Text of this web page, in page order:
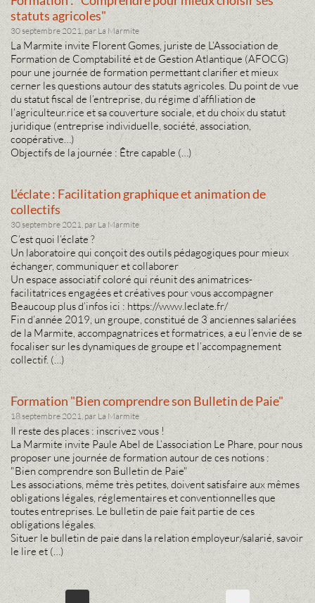
statuts agricoles"
30 septembre 2021, par La Marmite
La Marmite invite Florent Gomes, juriste de L’Association de
Formation de Comptabilité et de Gestion Atlantique (AFOCG)
pour une journée de formation permettant clarifier et mieux
cerner les questions autour des statuts agricoles. Du point de vue
du statut fiscal de l’entreprise, du régime d’affiliation de
l’agriculteur.rice et sa couverture sociale, et du choix du statut
juridique (entreprise individuelle, société, association,
coopérative…)
Objectifs de la journée : Être capable (…)
L’éclate : Facilitation graphique et animation de
collectifs
30 septembre 2021, par La Marmite
C’est quoi l’éclate ?
Un laboratoire qui conçoit des outils pédagogiques pour mieux
échanger, communiquer et collaborer
Un espace associatif coloré qui réunit des animatrices-
facilitatrices engagées et créatives pour vous accompagner
Beaucoup plus d’infos ici : https://www.leclate.fr/
Fin d’année 2019, un groupe, constitué de 3 anciennes salariées
de la Marmite, accompagnatrices et formatrices, a eu l’envie de se
focaliser sur les dynamiques de groupe et l’accompagnement
collectif. (…)
Formation "Bien comprendre son Bulletin de Paie"
18 septembre 2021, par La Marmite
Il reste des places : inscrivez vous !
La Marmite invite Paule Abel de L’association Le Phare, pour nous
proposer une journée de formation autour de ces notions :
"Bien comprendre son Bulletin de Paie"
Les associations, même très petites, doivent satisfaire aux mêmes
obligations légales, réglementaires et conventionnelles que
toutes entreprises. Le bulletin de paie fait partie de ces
obligations légales.
Situer le bulletin de paie dans la relation employeur/salarié, savoir
le lire et (…)